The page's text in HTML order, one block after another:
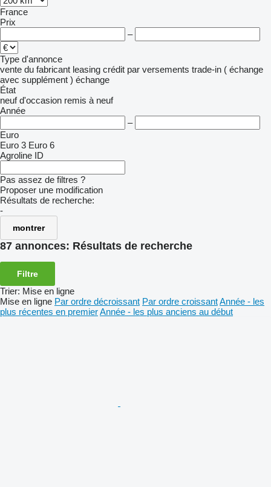
France
Prix
–
Type d'annonce
vente du fabricant leasing crédit par versements trade-in ( échange
avec supplément ) échange
État
neuf d'occasion remis à neuf
Année
–
Euro
Euro 3 Euro 6
Agroline ID
Pas assez de filtres ?
Proposer une modification
Résultats de recherche:
-
montrer
87 annonces: Résultats de recherche
Filtre
Trier: Mise en ligne
Mise en ligne Par ordre décroissant Par ordre croissantAnnée - les
plus récentes en premierAnnée - les plus anciens au début